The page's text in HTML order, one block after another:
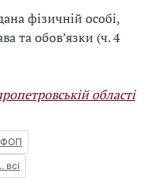
фізичній особі,
та обов’язки (ч. 4
області
ФОП
всі